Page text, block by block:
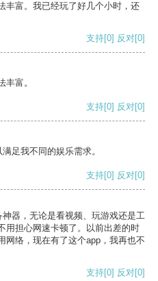
丰富。我已经玩了好几个小时，还
支持[0] 反对[0]
富。
支持[0] 反对[0]
足我不同的娱乐需求。
支持[0] 反对[0]
器，无论是看视频、玩游戏还是工
用担心网速卡顿了。以前出差的时
网络，现在有了这个app，我再也不
支持[0] 反对[0]